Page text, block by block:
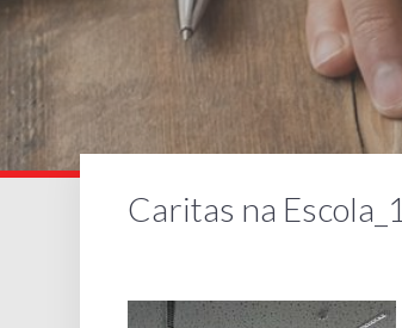
Caritas na Escola_1